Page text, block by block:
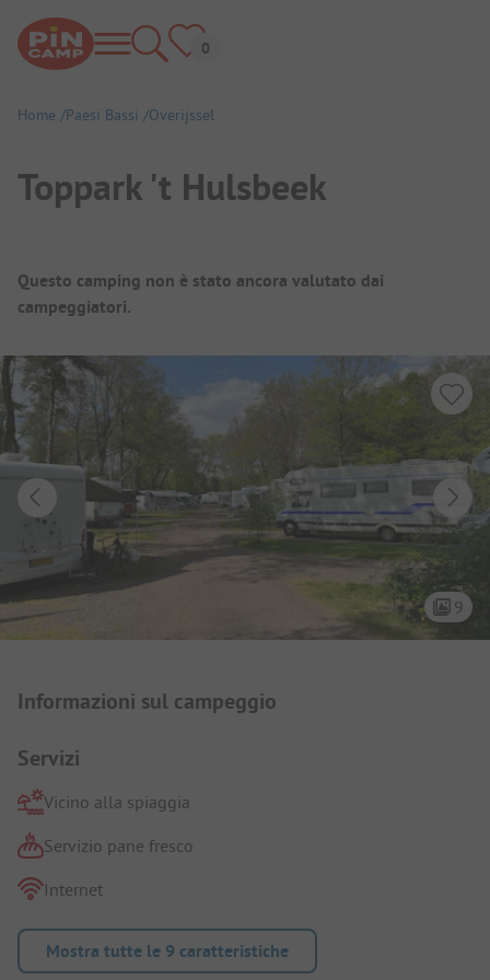
Home Paesi Bassi Overijssel
Toppark 't Hulsbeek
Panoramica del campeggio
Questo camping non è stato ancora valutato dai
campeggiatori.
9
Informazioni sul campeggio
Servizi
Vicino alla spiaggia
Servizio pane fresco
Internet
Mostra tutte le 9 caratteristiche